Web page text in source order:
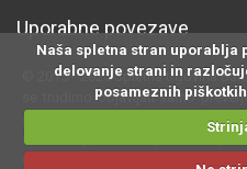
Uporabne povezave
© 2015 - 2025 Spletna trgovina
se trudimo objavljati samo
ponudbi; če na naši strani
informacije, nam to prosimo
izdelkov so simbolične. Cene že
Naša spletna stran uporablja
delovanje strani in
posameznih